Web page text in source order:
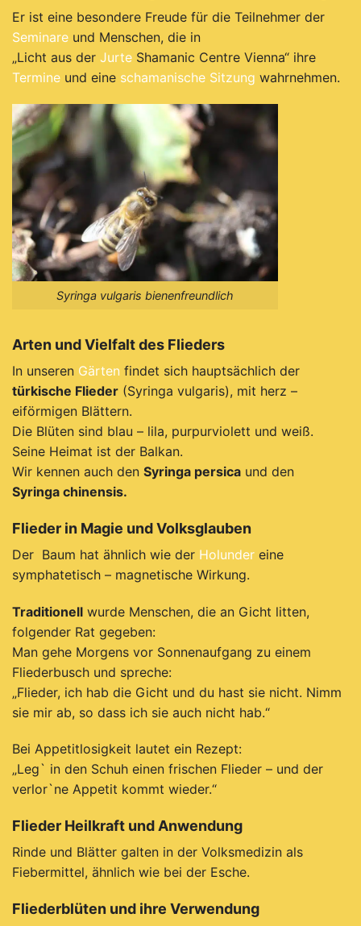
Er ist eine besondere Freude für die Teilnehmer der
Seminare und Menschen, die in
„Licht aus der Jurte Shamanic Centre Vienna“ ihre
Termine und eine schamanische Sitzung wahrnehmen.
Syringa vulgaris bienenfreundlich
Arten undVielfaltdes Flieders
In unseren Gärten findet sich hauptsächlich der
türkische Flieder (Syringa vulgaris), mit herz –
eiförmigen Blättern.
Die Blüten sind blau – lila, purpurviolett und weiß.
Seine Heimat ist der Balkan.
Wir kennen auch den Syringa persica und den
Syringa chinensis.
Flieder in Magie undVolksglauben
Der Baum hat ähnlich wie der Holunder eine
symphatetisch – magnetische Wirkung.
Traditionell wurde Menschen, die an Gicht litten,
folgender Rat gegeben:
Man gehe Morgens vor Sonnenaufgang zu einem
Fliederbusch und spreche:
„Flieder, ich hab die Gicht und du hast sie nicht. Nimm
sie mir ab, so dass ich sie auch nicht hab.“
Bei Appetitlosigkeit lautet ein Rezept:
„Leg` in den Schuh einen frischen Flieder – und der
verlor`ne Appetit kommt wieder.“
Flieder Heilkraft und Anwendung
Rinde und Blätter galten in der Volksmedizin als
Fiebermittel, ähnlich wie bei der Esche.
Fliederblüten und ihre Verwendung